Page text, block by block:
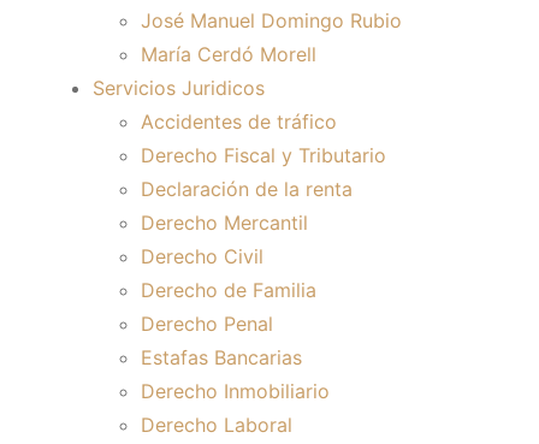
José Manuel Domingo Rubio
María Cerdó Morell
Servicios Juridicos
Accidentes de tráfico
Derecho Fiscal y Tributario
Declaración de la renta
Derecho Mercantil
Derecho Civil
Derecho de Familia
Derecho Penal
Estafas Bancarias
Derecho Inmobiliario
Derecho Laboral